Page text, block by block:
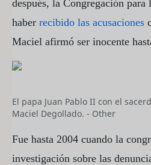
después, la Congregación
haber recibido las acusaciones
Maciel afirmó ser inocente
El papa Juan Pablo II con el
Maciel Degollado. - Other
Fue hasta 2004 cuando la
investigación sobre las